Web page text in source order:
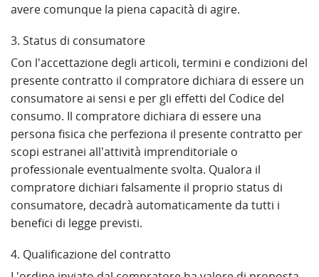
avere comunque la piena capacità di agire.
3. Status di consumatore
Con l'accettazione degli articoli, termini e condizioni del
presente contratto il compratore dichiara di essere un
consumatore ai sensi e per gli effetti del Codice del
consumo. Il compratore dichiara di essere una
persona fisica che perfeziona il presente contratto per
scopi estranei all'attività imprenditoriale o
professionale eventualmente svolta. Qualora il
compratore dichiari falsamente il proprio status di
consumatore, decadrà automaticamente da tutti i
benefici di legge previsti.
4. Qualificazione del contratto